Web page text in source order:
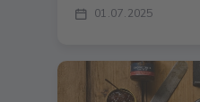
01 07 2025